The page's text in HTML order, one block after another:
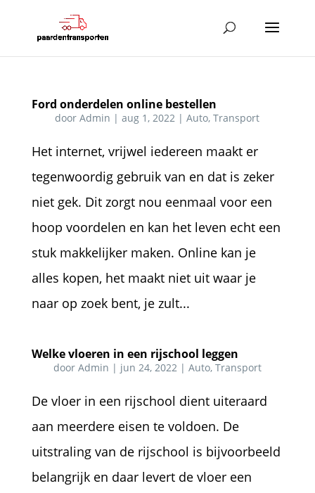
Ford onderdelen online bestellen
doorAdmin |aug 1, 2022 |Auto,Transport
Het internet, vrijwel iedereen maakt er
tegenwoordig gebruik van en dat is zeker
niet gek. Dit zorgt nou eenmaal voor een
hoop voordelen en kan het leven echt een
stuk makkelijker maken. Online kan je
alles kopen, het maakt niet uit waar je
naar op zoek bent, je zult...
Welke vloeren in een rijschool leggen
door Admin | jun 24, 2022| Auto, Transport
De vloer in een rijschool dient uiteraard
aan meerdere eisen te voldoen. De
uitstraling van de rijschool is bijvoorbeeld
belangrijk en daar levert de vloer een